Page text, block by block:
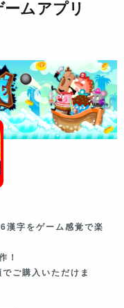
ムアプリ
字をゲーム感覚で楽
！
ご購入いただけま